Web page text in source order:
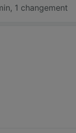
, 1 changement